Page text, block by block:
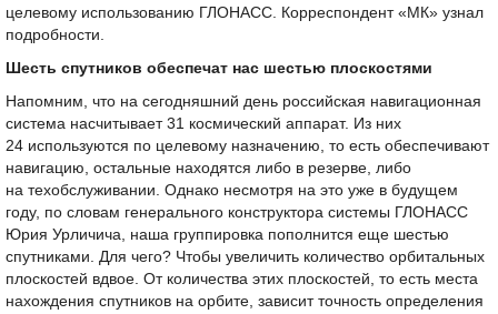
целевому использованию ГЛОНАСС. Корреспондент «МК» узнал
подробности.
Шесть спутников обеспечат нас шестью плоскостями
Напомним, что на сегодняшний день российская навигационная
система насчитывает 31 космический аппарат. Из них
24 используются по целевому назначению, то есть обеспечивают
навигацию, остальные находятся либо в резерве, либо
на техобслуживании. Однако несмотря на это уже в будущем
году, по словам генерального конструктора системы ГЛОНАСС
Юрия Урличича, наша группировка пополнится еще шестью
спутниками. Для чего? Чтобы увеличить количество орбитальных
плоскостей вдвое. От количества этих плоскостей, то есть места
нахождения спутников на орбите, зависит точность определения